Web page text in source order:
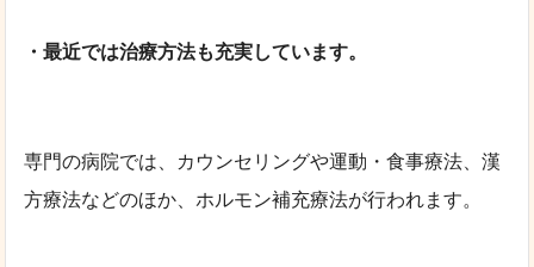
・最近では治療方法も充実しています。
専門の病院では、カウンセリングや運動・食事療法、漢
方療法などのほか、ホルモン補充療法が行われます。